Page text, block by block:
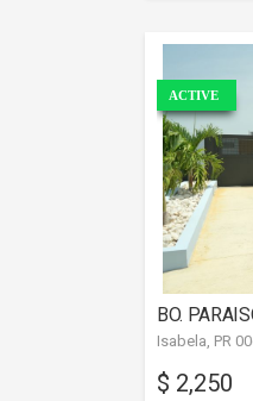
ACTIVE
BO.
Isabela, PR
$ 2,250